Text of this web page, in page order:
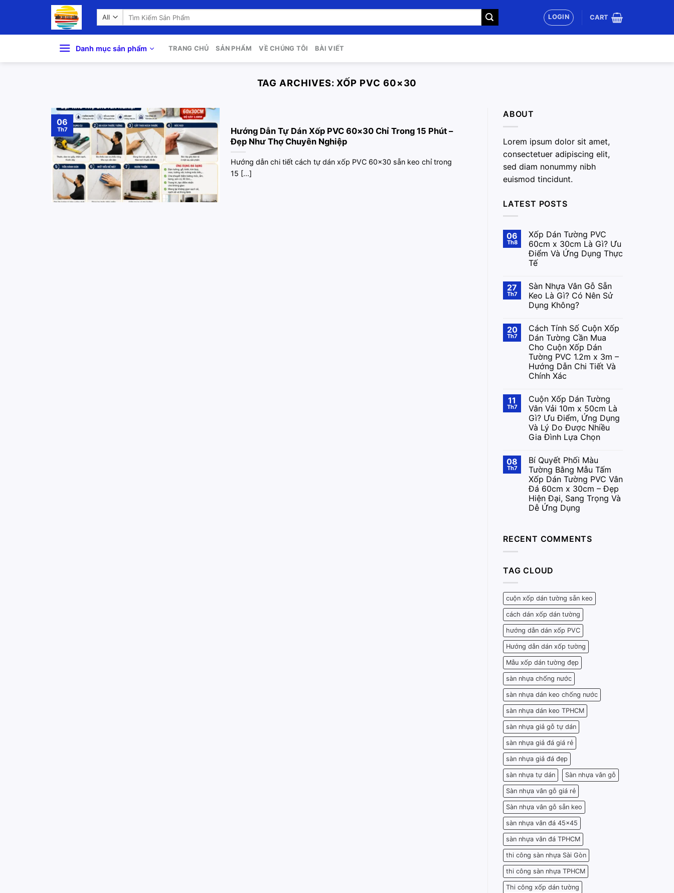
Search
LOGIN CART
Danh mục sản phẩm TRANG CHỦ SẢN PHẨM VỀ CHÚNG TÔI BÀI VIẾT
TAG ARCHIVES:XỐP PVC 60×30
Hướng Dẫn Tự Dán Xốp PVC 60×30 Chỉ Trong 15 Phút –
Đẹp Như Thợ Chuyên Nghiệp
Hướng dẫn chi tiết cách tự dán xốp PVC 60×30 sẵn keo chỉ trong
15 [...]
06
Th7
ABOUT
Lorem ipsum dolor sit amet,
consectetuer adipiscing elit,
sed diam nonummy nibh
euismod tincidunt.
LATEST POSTS
06
Th8
Xốp Dán Tường PVC
60cm x 30cm Là Gì? Ưu
Điểm Và Ứng Dụng Thực
Tế
27
Th7
Sàn Nhựa Vân Gỗ Sẵn
Keo Là Gì? Có Nên Sử
Dụng Không?
20
Th7
Cách Tính Số Cuộn Xốp
Dán Tường Cần Mua
Cho Cuộn Xốp Dán
Tường PVC 1.2m x 3m –
Hướng Dẫn Chi Tiết Và
Chính Xác
11
Th7
Cuộn Xốp Dán Tường
Vân Vải 10m x 50cm Là
Gì? Ưu Điểm, Ứng Dụng
Và Lý Do Được Nhiều
Gia Đình Lựa Chọn
08
Th7
Bí Quyết Phối Màu
Tường Bằng Mẫu Tấm
Xốp Dán Tường PVC Vân
Đá 60cm x 30cm – Đẹp
Hiện Đại, Sang Trọng Và
Dễ Ứng Dụng
RECENT COMMENTS
TAG CLOUD
cuộn xốp dán tường sẵn keo
cách dán xốp dán tường
hướng dẫn dán xốp PVC
Hướng dẫn dán xốp tường
Mẫu xốp dán tường đẹp
sàn nhựa chống nước
sàn nhựa dán keo chống nước
sàn nhựa dán keo TPHCM
sàn nhựa giả gỗ tự dán
sàn nhựa giả đá giá rẻ
sàn nhựa giả đá đẹp
sàn nhựa tự dán Sàn nhựa vân gỗ
Sàn nhựa vân gỗ giá rẻ
Sàn nhựa vân gỗ sẵn keo
sàn nhựa vân đá 45x45
sàn nhựa vân đá TPHCM
thi công sàn nhựa Sài Gòn
thi công sàn nhựa TPHCM
Thi công xốp dán tường